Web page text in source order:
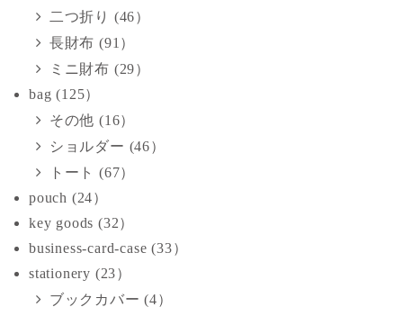
ジ
送
り
二つ折り (46）
長財布 (91）
ミニ財布 (29）
bag (125）
その他 (16）
ショルダー (46）
トート (67）
pouch (24）
key goods (32）
business-card-case (33）
stationery (23）
ブックカバー (4）